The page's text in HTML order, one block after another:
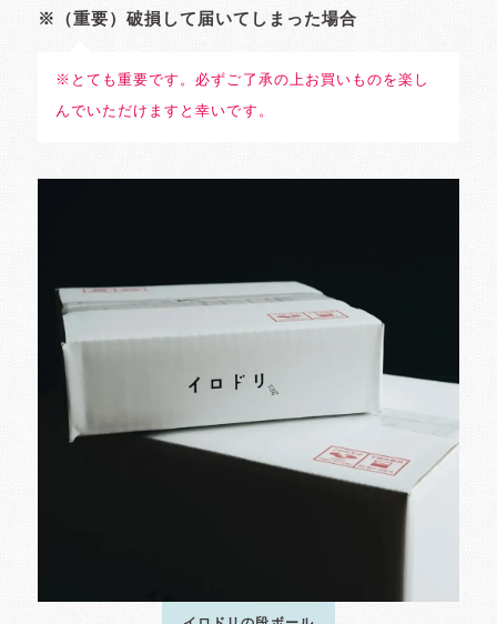
※（重要）破損して届いてしまった場合
※とても重要です。必ずご了承の上お買いものを楽し
んでいただけますと幸いです。